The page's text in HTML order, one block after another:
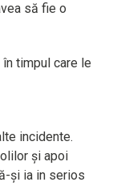
să fie o
timpul care le
incidente.
și apoi
și ia in serios